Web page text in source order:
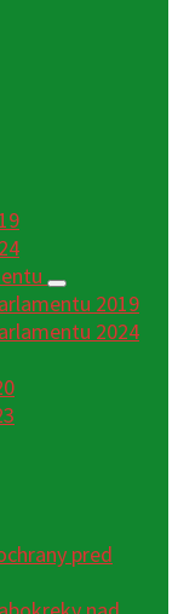
2019
2024
pred